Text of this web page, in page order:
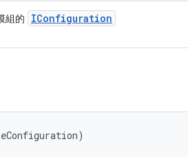
組的 IConfiguration